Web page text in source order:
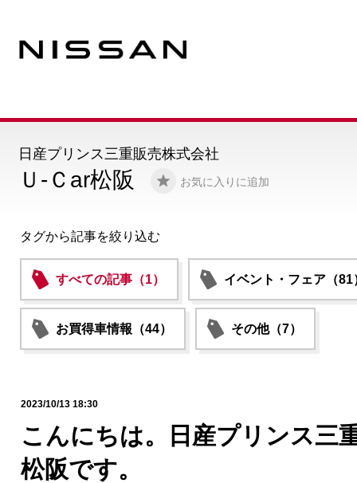
Ｕ-Ｃar松阪 お気に入りに追加
日産プリンス三重販売株式会社
タグから記事を絞り込む
すべての記事（1） イベント・フェア（81
お買得車情報（44） その他（7）
2023/10/13 18:30
こんにちは。日産プリンス三
松阪です。